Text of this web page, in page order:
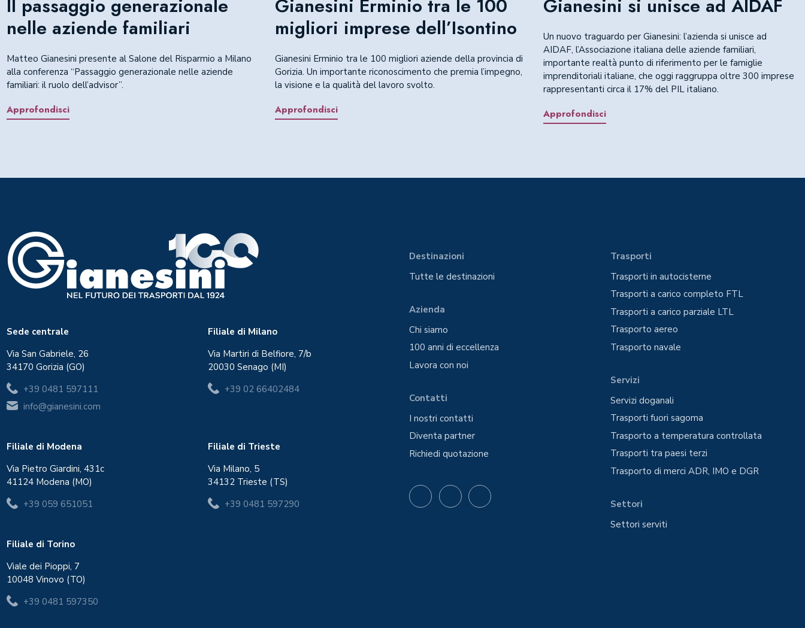
Il passaggio generazionale
nelle aziende familiari
Matteo Gianesini presente al Salone del Risparmio a Milano
alla conferenza “Passaggio generazionale nelle aziende
familiari: il ruolo dell’advisor”.
Approfondisci
Gianesini Erminio tra le 100
migliori imprese dell’Isontino
Gianesini Erminio tra le 100 migliori aziende della provincia di
Gorizia. Un importante riconoscimento che premia l’impegno,
la visione e la qualità del lavoro svolto.
Approfondisci
Gianesini si unisce ad AIDAF
Un nuovo traguardo per Gianesini: l’azienda si unisce ad
AIDAF, l’Associazione italiana delle aziende familiari,
importante realtà punto di riferimento per le famiglie
imprenditoriali italiane, che oggi raggruppa oltre 300 imprese
rappresentanti circa il 17% del PIL italiano.
Approfondisci
Destinazioni
Tutte le destinazioni
Azienda
Chi siamo
100 anni di eccellenza
Lavora con noi
Contatti
I nostri contatti
Diventa partner
Richiedi quotazione
Trasporti
Trasporti in autocisterne
Trasporti a carico completo FTL
Trasporti a carico parziale LTL
Trasporto aereo
Trasporto navale
Servizi
Servizi doganali
Trasporti fuori sagoma
Trasporto a temperatura controllata
Trasporti tra paesi terzi
Trasporto di merci ADR, IMO e DGR
Settori
Settori serviti
Sede centrale
Via San Gabriele, 26
34170 Gorizia (GO)
+39 0481 597111
info@gianesini.com
Filiale di Milano
Via Martiri di Belfiore, 7/b
20030 Senago (MI)
+39 02 66402484
Filiale di Modena
Via Pietro Giardini, 431c
41124 Modena (MO)
+39 059 651051
Filiale di Trieste
Via Milano, 5
34132 Trieste (TS)
+39 0481 597290
Filiale di Torino
Viale dei Pioppi, 7
10048 Vinovo (TO)
+39 0481 597350